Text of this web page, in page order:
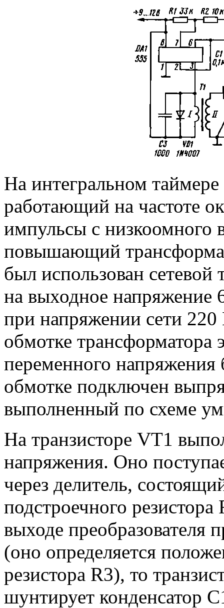
На интегральном
работающий на частоте
импульсы с низкоомного
повышающий
был использован
на выходное
при напряжении сети
обмотке трансформатора
переменного
обмотке подключен
выполненный по схеме
На транзисторе VT1
напряжения. Оно
через делитель,
подстроечного
выходе преобразователя
(оно определяется
резистора R3), то
шунтирует конденсатор